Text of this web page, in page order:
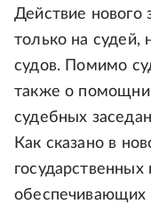
Действие нового
только на судей,
судов. Помимо
также о
судебных
Как сказано в
обеспечивающих